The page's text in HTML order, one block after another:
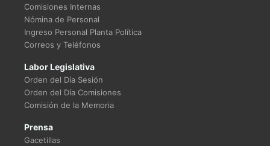
Comisiones Internas
Nómina de Personal
Ingreso Personal Planta Política
Correos y Teléfonos
Labor Legislativa
Orden del Día Sesión
Orden del Día Comisiones
Comisión de la Memoria
Prensa
Gacetillas